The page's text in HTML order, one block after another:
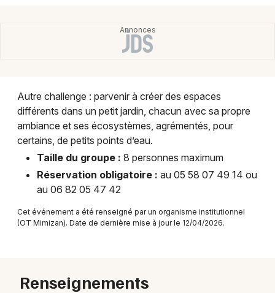
Sorties & loisirs
Visites dans les Landes
Visites en Aquitaine
Newsletter des sorties
Autre challenge : parvenir à créer des espaces
différents dans un petit jardin, chacun avec sa propre
ambiance et ses écosystèmes, agrémentés, pour
certains, de petits points d’eau.
Taille du groupe : 8 personnes maximum
Réservation obligatoire : au 05 58 07 49 14 ou
au 06 82 05 47 42
Cet événement a été renseigné par un organisme institutionnel
(OT Mimizan). Date de dernière mise à jour le 12/04/2026.
Renseignements